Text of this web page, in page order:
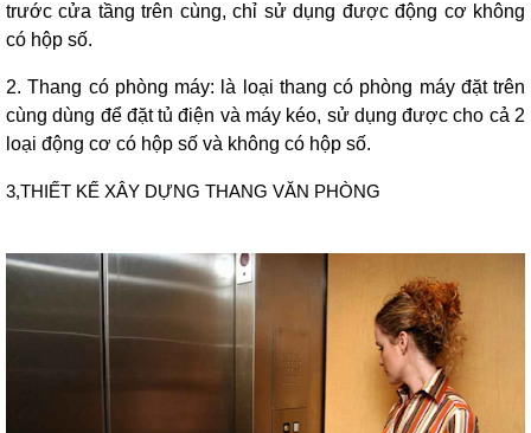
trước cửa tầng trên cùng, chỉ sử dụng được động cơ không
có hộp số.
2. Thang có phòng máy: là loại thang có phòng máy đặt trên
cùng dùng để đặt tủ điện và máy kéo, sử dụng được cho cả 2
loại động cơ có hộp số và không có hộp số.
3,THIẾT KẾ XÂY DỰNG THANG VĂN PHÒNG